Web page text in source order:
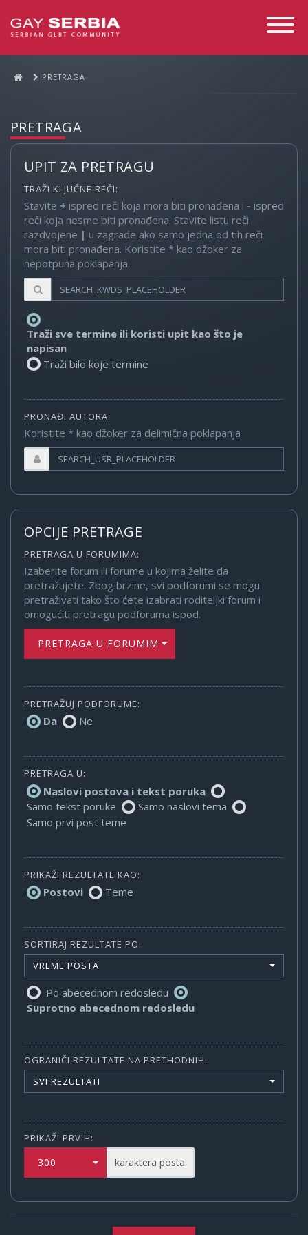
Toggle
PRETRAGA
PRETRAGA
UPIT ZA PRETRAGU
TRAŽI KLJUČNE REČI:
Stavite + ispred reči koja mora biti pronađena i - ispred
reči koja nesme biti pronađena. Stavite listu reči
razdvojene | u zagrade ako samo jedna od tih reči
mora biti pronađena. Koristite * kao džoker za
nepotpuna poklapanja.
Traži sve termine ili koristi upit kao što je
napisan
Traži bilo koje termine
PRONAĐI AUTORA:
Koristite * kao džoker za delimična poklapanja
OPCIJE PRETRAGE
PRETRAGA U FORUMIMA:
Izaberite forum ili forume u kojima želite da
pretražujete. Zbog brzine, svi podforumi se mogu
pretraživati tako što ćete izabrati roditeljki forum i
omogućiti pretragu podforuma ispod.
PRETRAGA U FORUMIMA
PRETRAŽUJ PODFORUME:
Da Ne
PRETRAGA U:
Naslovi postova i tekst poruka
Samo tekst poruke
Samo naslovi tema
Samo prvi post teme
PRIKAŽI REZULTATE KAO:
Postovi Teme
SORTIRAJ REZULTATE PO:
VREME POSTA
Po abecednom redosledu
Suprotno abecednom redosledu
OGRANIČI REZULTATE NA PRETHODNIH:
SVI REZULTATI
PRIKAŽI PRVIH:
300 karaktera posta